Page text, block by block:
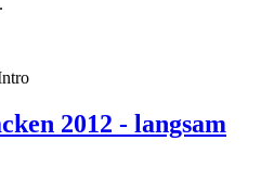
2012 - langsam